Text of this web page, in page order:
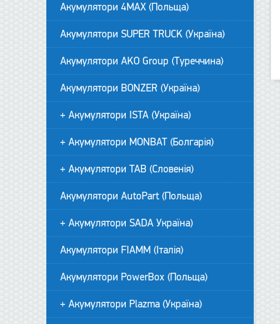
Акумулятори 4MAX (Польща)
Акумулятори SUPER TRUCK (Україна)
Акумулятори AKO Group (Туреччина)
Акумулятори BONZER (Україна)
+ Акумулятори ISTA (Україна)
+ Акумулятори MONBAT (Болгарія)
+ Акумулятори TAB (Словенія)
Акумулятори AutoPart (Польща)
+ Акумулятори SADA Україна)
Акумулятори FIAMM (Італія)
Акумулятори PowerBox (Польща)
+ Акумулятори Plazma (Україна)